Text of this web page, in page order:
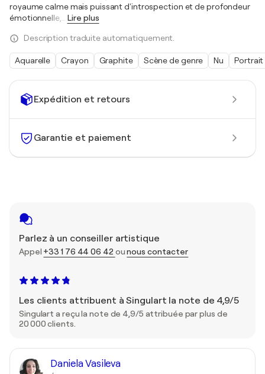
Expédition et retours
Garantie et paiement
Parlez à un conseiller artistique
Appel +33 1 76 44 06 42 ounous contacter
Les clients attribuent à Singulart la note de 4,9/5
Singulart a reçu la note de 4,9/5 attribuée par plus de
20 000 clients.
Daniela Vasileva
royaume calme mais puissant d'introspection et de profondeur
émotionnelle,
Lire plus
Description traduite automatiquement.
Aquarelle Crayon Graphite Scène de genre Nu Portrait